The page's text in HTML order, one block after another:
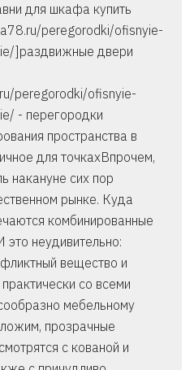
для шкафа купить
peregorodki/ofisnyie-
]раздвижные двери
peregorodki/ofisnyie-
- перегородки
пространства в
для точкахВпрочем,
накануне сих пор
рынке. Куда
комбинированные
неудивительно:
вещество и
со всеми
мебельному
прозрачные
с кованой и